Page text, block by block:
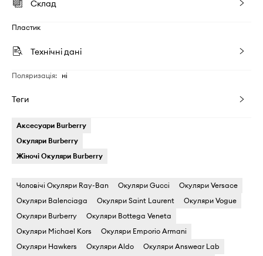
Склад
Пластик
Технічні дані
Поляризація: ні
Теги
Аксесуари Burberry
Окуляри Burberry
Жіночі Окуляри Burberry
Чоловічі Окуляри Ray-Ban Окуляри Gucci
Окуляри Versace
Окуляри Balenciaga
Окуляри Saint Laurent
Окуляри Vogue
Окуляри Burberry
Окуляри Bottega Veneta
Окуляри Michael Kors
Окуляри Emporio Armani
Окуляри Hawkers
Окуляри Aldo
Окуляри Answear Lab